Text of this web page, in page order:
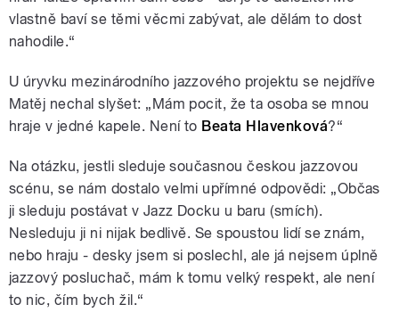
vlastně baví se těmi věcmi zabývat, ale dělám to dost
nahodile.“
U úryvku mezinárodního jazzového projektu se nejdříve
Matěj nechal slyšet: „Mám pocit, že ta osoba se mnou
hraje v jedné kapele. Není to Beata Hlavenková?“
Na otázku, jestli sleduje současnou českou jazzovou
scénu, se nám dostalo velmi upřímné odpovědi: „Občas
ji sleduju postávat v Jazz Docku u baru (smích).
Nesleduju ji ni nijak bedlivě. Se spoustou lidí se znám,
nebo hraju ‒ desky jsem si poslechl, ale já nejsem úplně
jazzový posluchač, mám k tomu velký respekt, ale není
to nic, čím bych žil.“